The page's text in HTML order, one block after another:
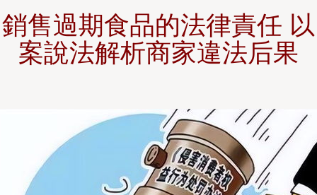
銷售過期食品的法律責任 以
案說法解析商家違法后果